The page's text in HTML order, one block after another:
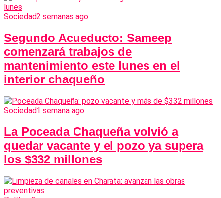
Sociedad2 semanas ago
Segundo Acueducto: Sameep
comenzará trabajos de
mantenimiento este lunes en el
interior chaqueño
Sociedad1 semana ago
La Poceada Chaqueña volvió a
quedar vacante y el pozo ya supera
los $332 millones